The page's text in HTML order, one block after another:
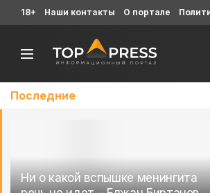
Последние
Ни о какой вспышке менингита
18+ Наши контакты О портале